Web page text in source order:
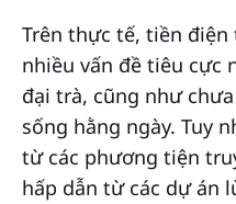
Trên thực tế, tiền điện
nhiều vấn đề tiêu cực
đại trà, cũng như
sống hằng ngày. Tuy
từ các phương tiện
hấp dẫn từ các dự án